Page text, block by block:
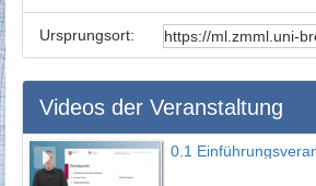
Ursprungsort:
Videos der Veranstaltung
0.1